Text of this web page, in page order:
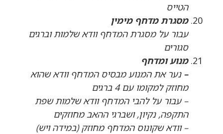
הטייס
מסגרת מדחף מימין
עבור על מסגרת המדחף וודא שלמות וברגים
סגורים
מנוע ומדחף
–נער את המנוע מבסיס המדחף וודא שהוא
מחוזק למקומו עם 4 ברגים
– עבור על להבי המדחף וודא שלמות שפת
התקפה, נקיון, ושברגי ההאב מחוזקים
– וודא שקונוס המדחף מחוזק (במידה ויש)